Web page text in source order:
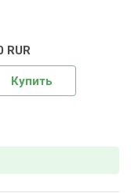
RUR
Купить